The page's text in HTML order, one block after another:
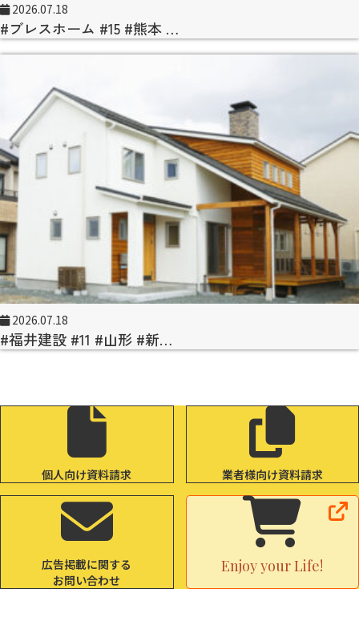
2026.07.18
#ブレスホーム #15 #熊本 …
2026.07.18
#福井建設 #11 #山形 #新…
個人向け資料請求 業者様向け資料請求
広告掲載に関する
お問い合わせ
Enjoy your Life!